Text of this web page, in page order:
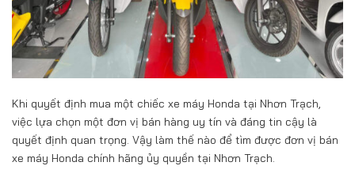
Khi quyết định mua một chiếc xe máy Honda tại Nhơn Trạch,
việc lựa chọn một đơn vị bán hàng uy tín và đáng tin cậy là
quyết định quan trọng. Vậy làm thế nào để tìm được đơn vị bán
xe máy Honda chính hãng ủy quyền tại Nhơn Trạch.